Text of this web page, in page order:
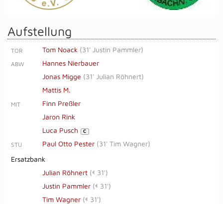
Aufstellung
TOR Tom Noack (31' Justin Pammler)
ABW
Hannes Nierbauer
Jonas Migge (31' Julian Röhnert)
Mattis M.
MIT
Finn Preßler
Jaron Rink
Luca Pusch
C
STU Paul Otto Pester (31' Tim Wagner)
Ersatzbank
Julian Röhnert (
31')
Justin Pammler (
31')
Tim Wagner ( 31')